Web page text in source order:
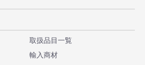
取扱品目一覧
輸入商材